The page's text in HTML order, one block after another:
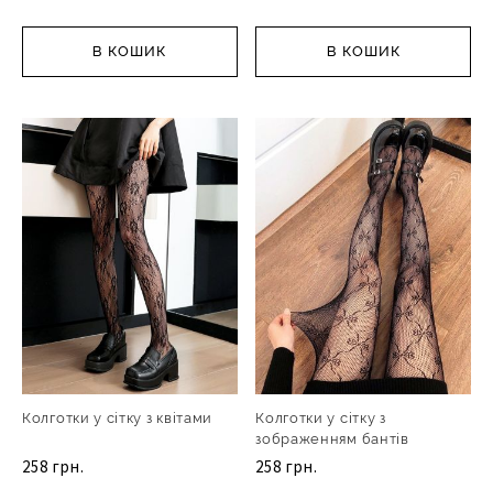
В КОШИК В КОШИК
Колготки у сітку з квітами
258 грн.
Колготки у сітку з
зображенням бантів
258 грн.